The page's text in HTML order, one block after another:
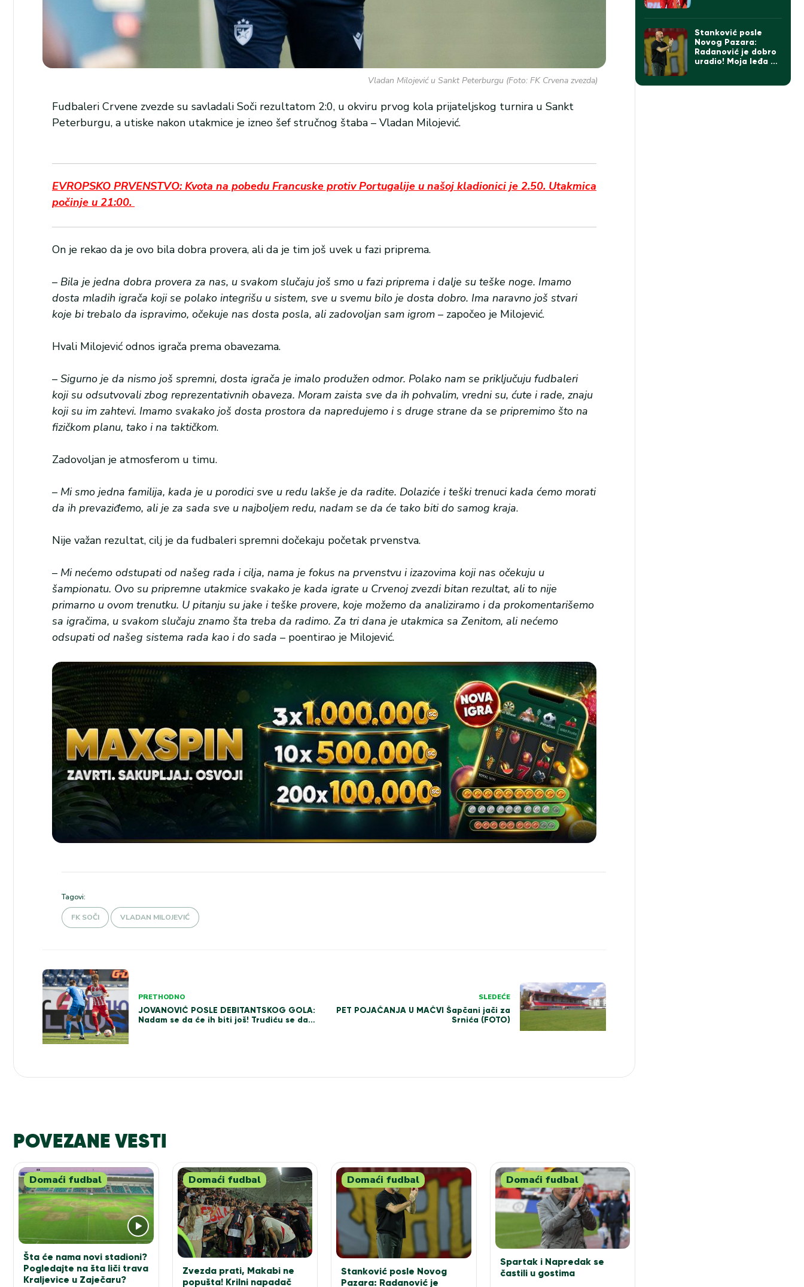
Vladan Milojević u Sankt Peterburgu (Foto: FK Crvena zvezda)
Fudbaleri Crvene zvezde su savladali Soči rezultatom 2:0, u okviru prvog kola prijateljskog turnira u Sankt
Peterburgu, a utiske nakon utakmice je izneo šef stručnog štaba – Vladan Milojević.
EVROPSKO PRVENSTVO: Kvota na pobedu Francuske protiv Portugalije u našoj kladionici je 2.50. Utakmica
počinje u 21:00.
On je rekao da je ovo bila dobra provera, ali da je tim još uvek u fazi priprema.
– Bila je jedna dobra provera za nas, u svakom slučaju još smo u fazi priprema i dalje su teške noge. Imamo
dosta mladih igrača koji se polako integrišu u sistem, sve u svemu bilo je dosta dobro. Ima naravno još stvari
koje bi trebalo da ispravimo, očekuje nas dosta posla, ali zadovoljan sam igrom – započeo je Milojević.
Hvali Milojević odnos igrača prema obavezama.
– Sigurno je da nismo još spremni, dosta igrača je imalo produžen odmor. Polako nam se priključuju fudbaleri
koji su odsutvovali zbog reprezentativnih obaveza. Moram zaista sve da ih pohvalim, vredni su, ćute i rade, znaju
koji su im zahtevi. Imamo svakako još dosta prostora da napredujemo i s druge strane da se pripremimo što na
fizičkom planu, tako i na taktičkom.
Zadovoljan je atmosferom u timu.
– Mi smo jedna familija, kada je u porodici sve u redu lakše je da radite. Dolaziće i teški trenuci kada ćemo morati
da ih prevaziđemo, ali je za sada sve u najboljem redu, nadam se da će tako biti do samog kraja.
Nije važan rezultat, cilj je da fudbaleri spremni dočekaju početak prvenstva.
– Mi nećemo odstupati od našeg rada i cilja, nama je fokus na prvenstvu i izazovima koji nas očekuju u
šampionatu. Ovo su pripremne utakmice svakako je kada igrate u Crvenoj zvezdi bitan rezultat, ali to nije
primarno u ovom trenutku. U pitanju su jake i teške provere, koje možemo da analiziramo i da prokomentarišemo
sa igračima, u svakom slučaju znamo šta treba da radimo. Za tri dana je utakmica sa Zenitom, ali nećemo
odsupati od našeg sistema rada kao i do sada – poentirao je Milojević.
Tagovi:
FK SOČI VLADAN MILOJEVIĆ
Kretanje
članka
PRETHODNO
JOVANOVIĆ POSLE DEBITANTSKOG GOLA:
Nadam se da će ih biti još! Trudiću se da…
SLEDEĆE
PET POJAČANJA U MAČVI Šapčani jači za
Srnića (FOTO)
POVEZANE VESTI
Domaći fudbal
Šta će nama novi stadioni?
Pogledajte na šta liči trava
Kraljevice u Zaječaru?
Domaći fudbal
Zvezda prati, Makabi ne
popušta! Krilni napadač
Domaći fudbal
Stanković posle Novog
Pazara: Radanović je
Domaći fudbal
Spartak i Napredak se
častili u gostima
Stanković posle
Novog Pazara:
Radanović je dobro
uradio! Moja leđa su